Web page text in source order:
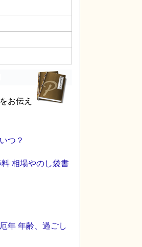
お伝え
つ？
相場やのし袋書
年 年齢、過ごし